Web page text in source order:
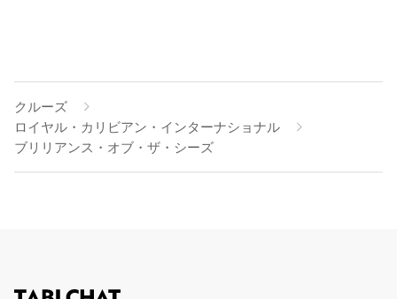
クルーズ
ロイヤル・カリビアン・インターナショナル
ブリリアンス・オブ・ザ・シーズ